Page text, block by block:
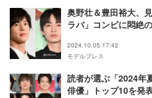
奥野壮＆豊田裕大、
ラバ」コンビに悶絶
2024.10.05 17:42
モデルプレス
読者が選ぶ「2024年
俳優」トップ10を発